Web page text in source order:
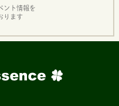
ント情報を
ります